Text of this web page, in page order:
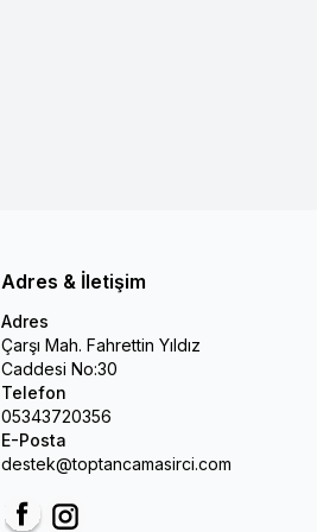
Adres & İletişim
Adres
Çarşı Mah. Fahrettin Yıldız
Caddesi No:30
Telefon
05343720356
E-Posta
destek@toptancamasirci.com
FacebookInstagram